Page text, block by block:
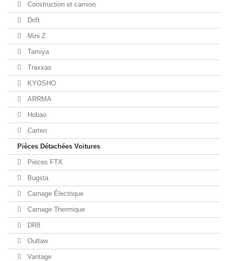
Construction et camion
Drift
Mini Z
Tamiya
Traxxas
KYOSHO
ARRMA
Hobao
Carten
Pièces Détachées Voitures
Pièces FTX
Bugsta
Carnage Électrique
Carnage Thermique
DR8
Outlaw
Vantage